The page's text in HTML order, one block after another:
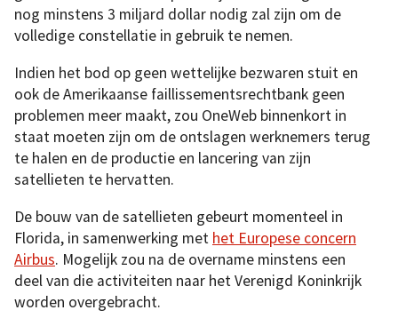
nog minstens 3 miljard dollar nodig zal zijn om de
volledige constellatie in gebruik te nemen.
Indien het bod op geen wettelijke bezwaren stuit en
ook de Amerikaanse faillissementsrechtbank geen
problemen meer maakt, zou OneWeb binnenkort in
staat moeten zijn om de ontslagen werknemers terug
te halen en de productie en lancering van zijn
satellieten te hervatten.
De bouw van de satellieten gebeurt momenteel in
Florida, in samenwerking met het Europese concern
Airbus. Mogelijk zou na de overname minstens een
deel van die activiteiten naar het Verenigd Koninkrijk
worden overgebracht.